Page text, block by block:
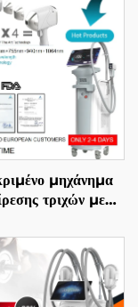
μηχάνημα
τριχών με
επαφές,
1200 W, 1800
W, και μήκη
755 nm, 808